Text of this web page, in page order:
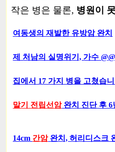
작은 병은 물론, 병원이
여동생의 재발한 유방암 완치
제 처남의 실명위기, 가수
집에서 17 가지 병을 고쳤습
말기 전립선암완치 진단 후 6
14cm 간암완치, 허리디스크